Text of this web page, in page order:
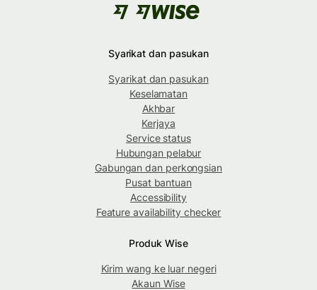
Syarikat dan pasukan
Syarikat dan pasukan
Keselamatan
Akhbar
Kerjaya
Service status
Hubungan pelabur
Gabungan dan perkongsian
Pusat bantuan
Accessibility
Feature availability checker
Produk Wise
Kirim wang ke luar negeri
Akaun Wise